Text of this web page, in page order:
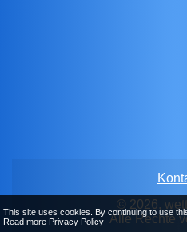
© 2026,
Alle Rechte
This site uses cookies. By continuing to use
Read more Privacy Policy